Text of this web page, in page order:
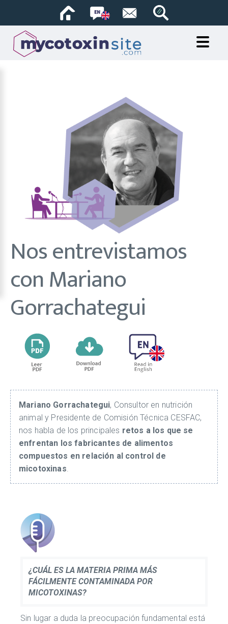
Nos entrevistamos
con Mariano
Gorrachategui
Mariano Gorrachategui, Consultor en nutrición
animal y Presidente de Comisión Técnica CESFAC,
nos habla de los principales retos a los que se
enfrentan los fabricantes de alimentos
compuestos en relación al control de
micotoxinas.
¿CUÁL ES LA MATERIA PRIMA MÁS
FÁCILMENTE CONTAMINADA POR
MICOTOXINAS?
Sin lugar a duda la preocupación fundamental está